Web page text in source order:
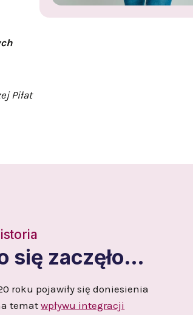
Piłat
się zaczęło…
roku pojawiły się doniesienia
tematwpływu integracji